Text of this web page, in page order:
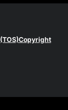
Copyright